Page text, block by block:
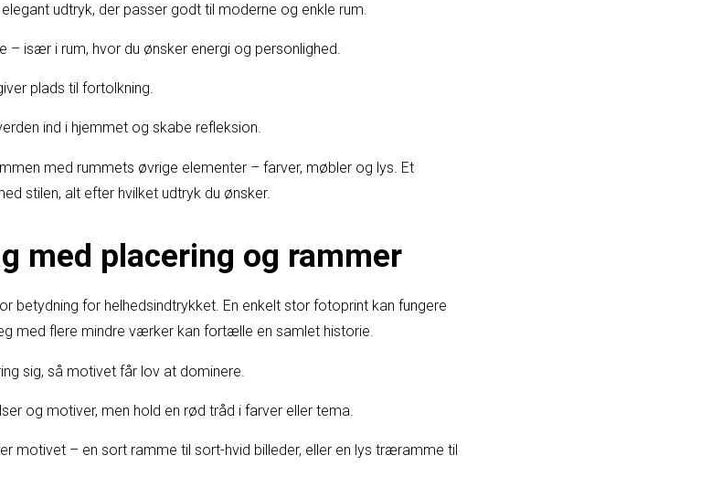
udtryk, der passer godt til moderne og enkle rum.
– især i rum, hvor du ønsker energi og personlighed.
plads til fortolkning.
ind i hjemmet og skabe refleksion.
med rummets øvrige elementer – farver, møbler og lys. Et
stilen, alt efter hvilket udtryk du ønsker.
med placering og rammer
betydning for helhedsindtrykket. En enkelt stor fotoprint kan fungere
med flere mindre værker kan fortælle en samlet historie.
sig, så motivet får lov at dominere.
og motiver, men hold en rød tråd i farver eller tema.
motivet – en sort ramme til sort-hvid billeder, eller en lys træramme til